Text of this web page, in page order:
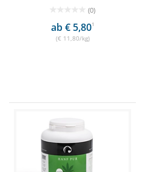
(0)
ab € 5,801
(€ 11,80/kg)